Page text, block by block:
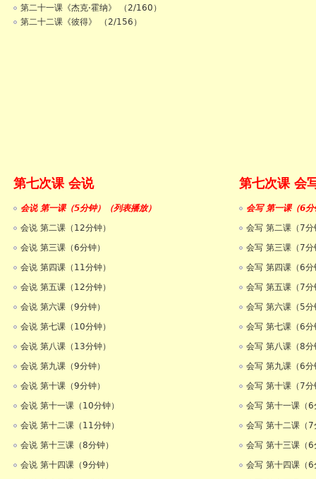
第二十一课《杰克·霍纳》 （2/160）
第二十二课《彼得》 （2/156）
第七次课 会说
会说 第一课（5分钟）（列表播放）
会说 第二课（12分钟）
会说 第三课（6分钟）
会说 第四课（11分钟）
会说 第五课（12分钟）
会说 第六课（9分钟）
会说 第七课（10分钟）
会说 第八课（13分钟）
会说 第九课（9分钟）
会说 第十课（9分钟）
会说 第十一课（10分钟）
会说 第十二课（11分钟）
会说 第十三课（8分钟）
会说 第十四课（9分钟）
第七次课 会
会写 第一课（6
会写 第二课（7
会写 第三课（7
会写 第四课（6
会写 第五课（7
会写 第六课（5
会写 第七课（6
会写 第八课（8
会写 第九课（6
会写 第十课（7
会写 第十一课（
会写 第十二课（
会写 第十三课（
会写 第十四课（